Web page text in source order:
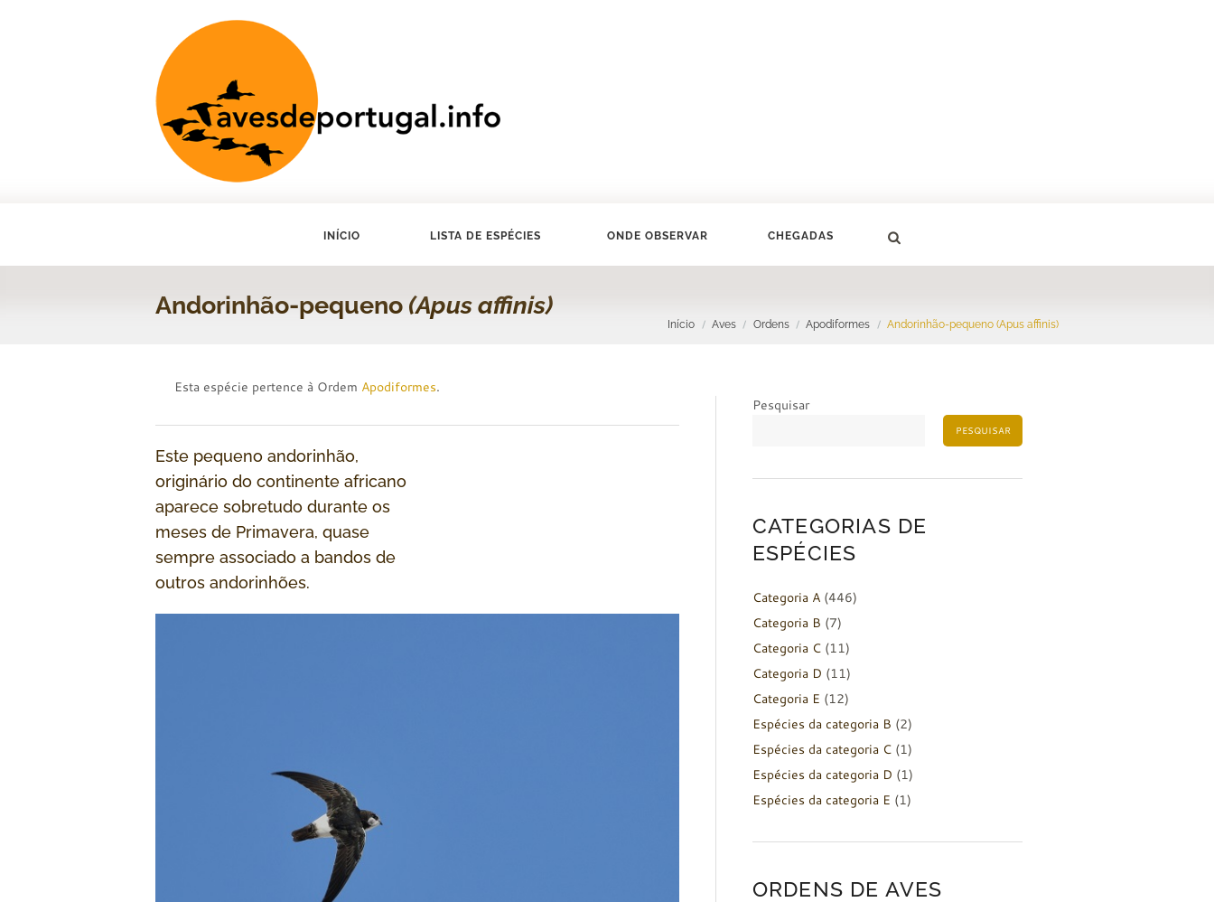
INÍCIO LISTA DE ESPÉCIES ONDE OBSERVAR CHEGADAS
Andorinhão-pequeno (Apus affinis)
Início Aves Ordens Apodiformes Andorinhão-pequeno (Apus affinis)
Esta espécie pertence à Ordem Apodiformes.
Este pequeno andorinhão,
originário do continente africano
aparece sobretudo durante os
meses de Primavera, quase
sempre associado a bandos de
outros andorinhões.
Pesquisar
PESQUISAR
CATEGORIAS DE
ESPÉCIES
Categoria A(446)
Categoria B (7)
Categoria C(11)
Categoria D (11)
Categoria E (12)
Espécies da categoria B (2)
Espécies da categoria C(1)
Espécies da categoria D (1)
Espécies da categoria E (1)
ORDENS DE AVES